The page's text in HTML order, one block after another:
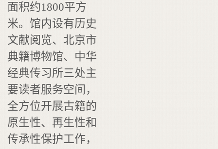
面积约1800平方
米。馆内设有历史
文献阅览、北京市
典籍博物馆、中华
经典传习所三处主
要读者服务空间，
全方位开展古籍的
原生性、再生性和
传承性保护工作，